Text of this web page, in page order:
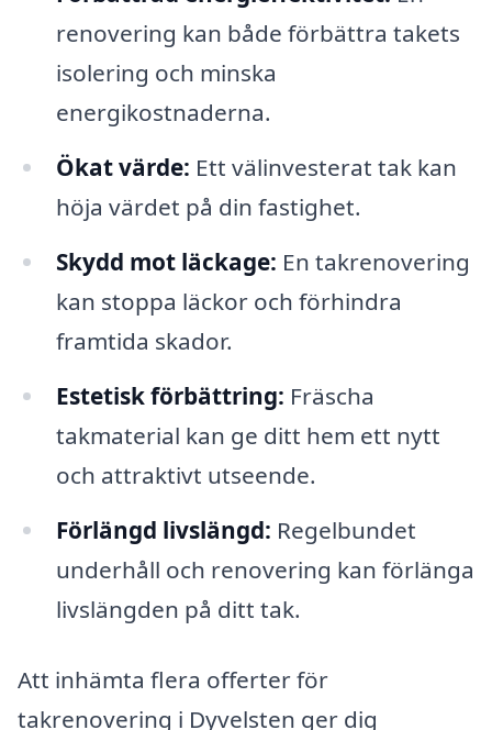
renovering kan både förbättra takets
isolering och minska
energikostnaderna.
Ökat värde: Ett välinvesterat tak kan
höja värdet på din fastighet.
Skydd mot läckage: En takrenovering
kan stoppa läckor och förhindra
framtida skador.
Estetisk förbättring: Fräscha
takmaterial kan ge ditt hem ett nytt
och attraktivt utseende.
Förlängd livslängd: Regelbundet
underhåll och renovering kan förlänga
livslängden på ditt tak.
Att inhämta flera offerter för
takrenovering i Dyvelsten ger dig